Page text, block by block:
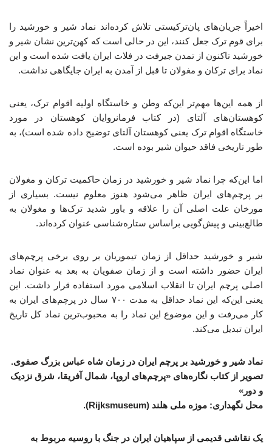
اخیراً جریان‌های پان‌ترکیستی تلاش کرده‌اند نماد شیر و خورشید را
برای قوم ترک جعل کنند، این در حالی است که کهن‌ترین نشان شیر و
خورشید تاکنون از تمدن جیرفت در فلات ایران یافت شده است و این
نماد برای ترکان و مغولان تا قبل از آمدن به ایران جایگاهی نداشت.
از همه این‌ها مهم‌تر این‌که وطن و خاستگاه اولیه اقوام ترک، یعنی
کوهستان‌های آلتای (در کتاب فرمانروایان کوهستان در مورد
خاستگاه اقوام ترک یعنی کوهستان آلتای توضیح داده شده است)، به
طور تاریخی فاقد حیوان شیر بوده است.
اما این‌که چرا نماد شیر و خورشید در زمان حاکمیت ترکان و مغولان
بر پرچم‌های ایران ظاهر می‌شود هنوز معلوم نیست. بسیاری از
مورخان علت اصلی آن را علاقه و باور شدید ترک‌ها و مغولان به
طالع‌بینی و پیش‌گویی براساس ستاره‌شناسی عنوان کرده‌اند.
شیر و خورشید حداقل از زمان تیموریان بر روی برخی پرچم‌های
ایران حضور داشته است و از زمان صفویان به بعد به عنوان نماد
اصلی پرچم ایران تا انقلاب اسلامی مورد استفاده قرار داشت. این
یعنی این‌که این نماد حداقل به مدت ۷۰۰ سال در پرچم‌های ایران به
کار می‌رفت و این موضوع این نماد را به محبوب‌ترین نماد کل تاریخ
ایران تبدیل می‌کند.
نماد شیر و خورشید بر پرچم ایران در زمان شاه عباس بزرگ صفوی.
تصویر از کتاب نگاره‌های «پرچم‌های اروپا، شمال آفریقا، شرق نزدیک
و دور»
محل نگهداری: موزه ملی هلند (Rijksmuseum).
یک نقاشی قدیمی از سپاهیان ایران در جنگ با روسیه مربوط به